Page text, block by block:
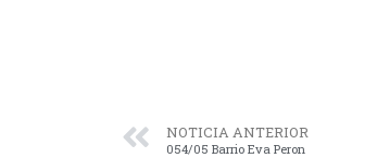
NOTICIA ANTERIOR
054/05 Barrio Eva Peron